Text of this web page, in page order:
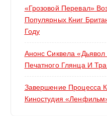
«Грозовой Перевал»
Популярных Книг
Году
Анонс Сиквела
Печатного Глянца И
Завершение Процесса
Киностудия